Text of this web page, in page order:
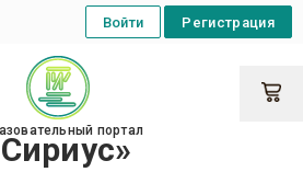
портал
Регистрация
Войти